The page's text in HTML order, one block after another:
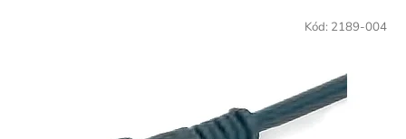
Kód: 2189-004